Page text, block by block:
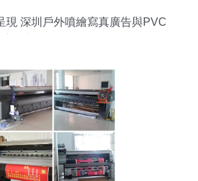
現 深圳戶外噴繪寫真廣告與PVC